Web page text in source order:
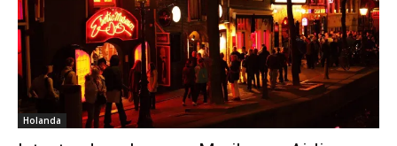
Thru
My
Holanda